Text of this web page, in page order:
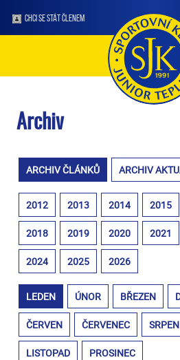
CHCI SE STÁT ČLENEM
Archiv
ARCHIV ČLÁNKŮ ARCHIV
2012 2013 2014 2015
2018 2019 2020 2021
2024 2025 2026
LEDEN ÚNOR BŘEZEN
ČERVEN ČERVENEC SRPEN
LISTOPAD PROSINEC